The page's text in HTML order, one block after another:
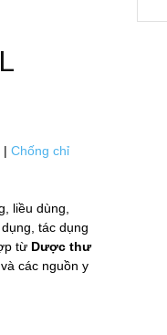
| Chống chỉ
liều dùng,
tác dụng
từ Dược thư
các nguồn y